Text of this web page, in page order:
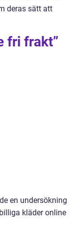
deras sätt att
fri frakt”
en undersökning
kläder online